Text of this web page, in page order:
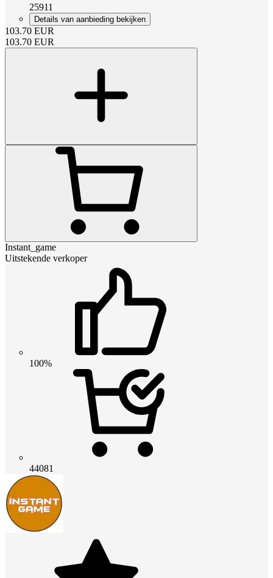
25911
Details van aanbieding bekijken
103.70 EUR
103.70 EUR
Instant_game
Uitstekende verkoper
100%
44081